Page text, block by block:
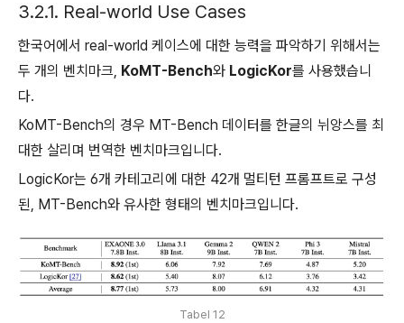
3.2.1. Real-world Use Cases
한국어에서 real-world 케이스에 대한 능력을 파악하기 위해서는
두 개의 벤치마크, KoMT-Bench와 LogicKor를 사용했습니
다.
KoMT-Bench의 경우 MT-Bench 데이터를 한글의 뉘앙스를 최
대한 살리며 번역한 벤치마크입니다.
LogicKor는 6개 카테고리에 대한 42개 멀티턴 프롬프트로 구성
된, MT-Bench와 유사한 형태의 벤치마크입니다.
Tabel 12